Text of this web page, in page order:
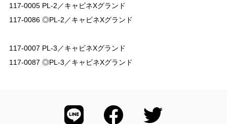
117-0005 PL-2／キャビネXグランド
117-0086 ◎PL-2／キャビネXグランド
117-0007 PL-3／キャビネXグランド
117-0087 ◎PL-3／キャビネXグランド